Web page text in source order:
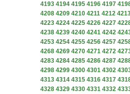
4193 4194 4195 4196 4197
4208 4209 4210 4211 4212
4223 4224 4225 4226 4227
4238 4239 4240 4241 4242
4253 4254 4255 4256 4257
4268 4269 4270 4271 4272
4283 4284 4285 4286 4287
4298 4299 4300 4301 4302
4313 4314 4315 4316 4317
4328 4329 4330 4331 4332